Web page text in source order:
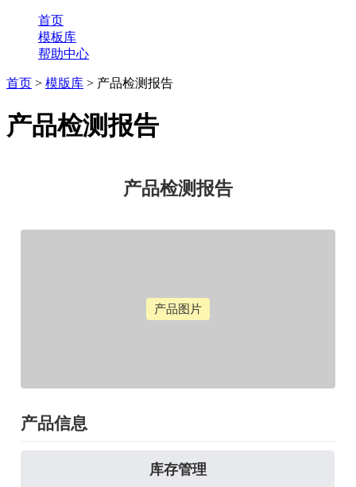
首页
模板库
帮助中心
首页 > 模版库 > 产品检测报告
产品检测报告